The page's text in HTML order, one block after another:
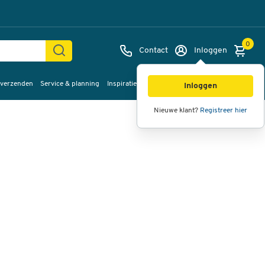
Contact Inloggen
Inloggen
Nieuwe klant? Registreer hier
0
Service & planning Inspiratie
Afbeeldingen Video's
360°
weergave